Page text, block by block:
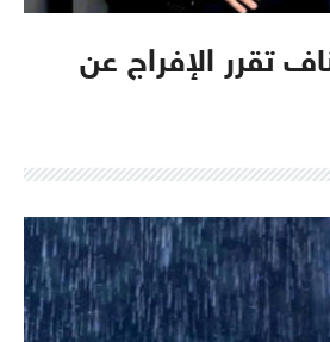
تقرر الإفراج عن